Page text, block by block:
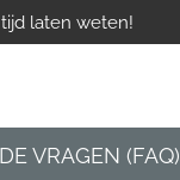
laten weten!
VRAGEN (FAQ)